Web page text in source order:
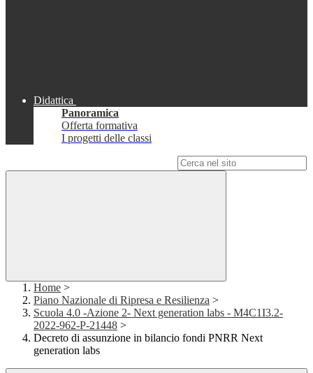
Didattica
Panoramica
Offerta formativa
I progetti delle classi
Home >
Piano Nazionale di Ripresa e Resilienza >
Scuola 4.0 -Azione 2- Next generation labs - M4C1I3.2-
2022-962-P-21448 >
Decreto di assunzione in bilancio fondi PNRR Next
generation labs